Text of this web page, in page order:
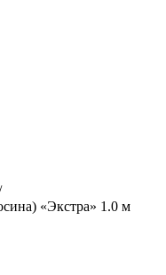
«Экстра» 1.0 м